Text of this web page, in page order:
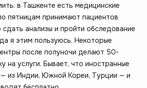
в Ташкенте есть медицинские
пятницам принимают пациентов
анализы и пройти обследование
я этим пользуюсь. Некоторые
после полуночи делают 50-
на услуги. Бывает, что иностранные
из Индии, Южной Кореи, Турции — и